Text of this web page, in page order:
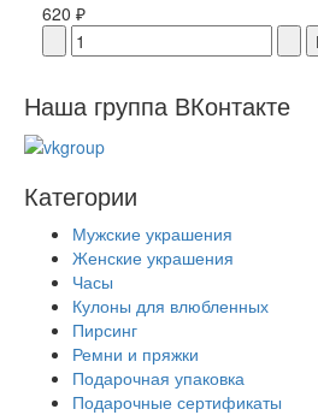
620 ₽
Наша группа ВКонтакте
Категории
Мужские украшения
Женские украшения
Часы
Кулоны для влюбленных
Пирсинг
Ремни и пряжки
Подарочная упаковка
Подарочные сертификаты